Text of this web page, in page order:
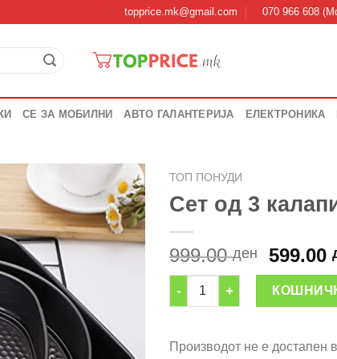
topprice.mk@gmail.com 070 966 608
СЕ ЗА МОБИЛНИ АВТО ГАЛАНТЕРИЈА ЕЛЕКТРОНИКА
ТОП ПОНУДИ
Сет од 3
999.00ден
price
was:
999.00
599.00
Сет од 3 калапи за торти
Производот не е достапен